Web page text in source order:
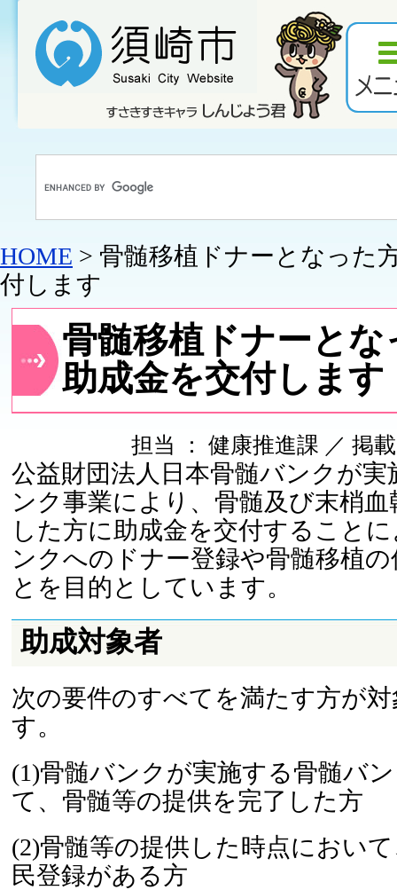
HOME > 骨髄移植ドナーとなった
付します
骨髄移植ドナーとな
助成金を交付します
担当 ： 健康推進課 ／ 掲
公益財団法人日本骨髄バンクが実
ンク事業により、骨髄及び末梢
した方に助成金を交付すること
ンクへのドナー登録や骨髄移植
とを目的としています。
助成対象者
次の要件のすべてを満たす方が
す。
(1)骨髄バンクが実施する骨髄バ
て、骨髄等の提供を完了した方
(2)骨髄等の提供した時点におい
民登録がある方